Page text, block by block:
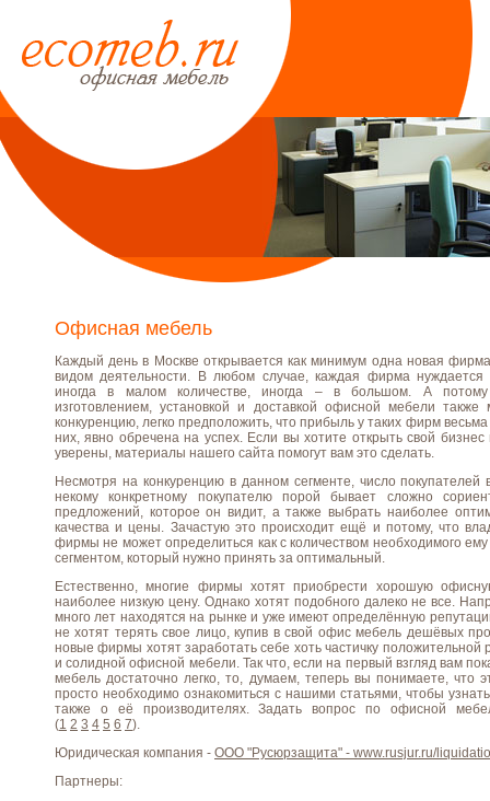
Офисная мебель
Каждый день в Москве открывается как минимум одна новая
видом деятельности. В любом случае, каждая фирма
иногда в малом количестве, иногда – в большом. А
изготовлением, установкой и доставкой офисной мебели
конкуренцию, легко предположить, что прибыль у таких фирм
них, явно обречена на успех. Если вы хотите открыть свой
уверены, материалы нашего сайта помогут вам это сделать.
Несмотря на конкуренцию в данном сегменте, число
некому конкретному покупателю порой бывает сложно
предложений, которое он видит, а также выбрать наиболее
качества и цены. Зачастую это происходит ещё и потому, что
фирмы не может определиться как с количеством необходимого
сегментом, который нужно принять за оптимальный.
Естественно, многие фирмы хотят приобрести хорошую
наиболее низкую цену. Однако хотят подобного далеко не все.
много лет находятся на рынке и уже имеют определённую
не хотят терять свое лицо, купив в свой офис мебель дешёвых
новые фирмы хотят заработать себе хоть частичку положительной
и солидной офисной мебели. Так что, если на первый взгляд вам
мебель достаточно легко, то, думаем, теперь вы понимаете, что
просто необходимо ознакомиться с нашими статьями, чтобы
также о её производителях. Задать вопрос по офисной
(1 2 3 4 5 6 7).
Юридическая компания - ООО "Русюрзащита" - www.rusjur.ru/
Партнеры: